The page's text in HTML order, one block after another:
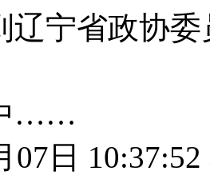
宁省政协委
……
07日